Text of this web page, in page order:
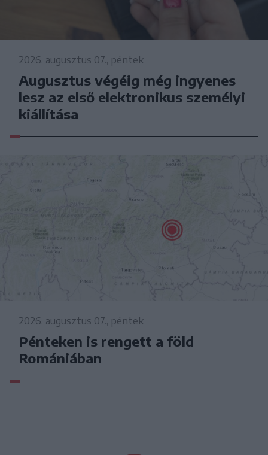
2026. augusztus 07., péntek
Augusztus végéig még ingyenes
lesz az első elektronikus személyi
kiállítása
2026. augusztus 07., péntek
Pénteken is rengett a föld
Romániában